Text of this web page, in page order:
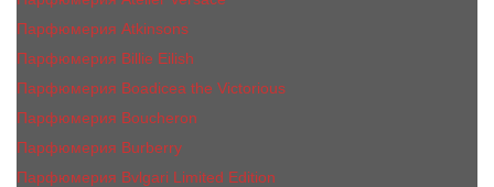
Парфюмерия Atkinsons
Парфюмерия Billie Eilish
Парфюмерия Boadicea the Victorious
Парфюмерия Boucheron
Парфюмерия Burberry
Парфюмерия Bvlgari Limited Edition